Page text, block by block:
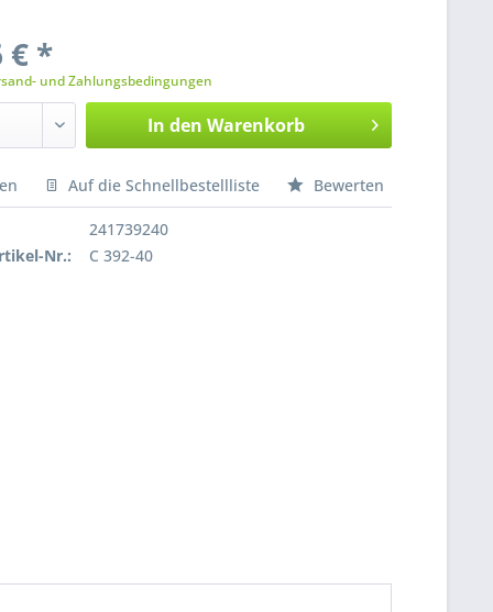
€ *
und Zahlungsbedingungen
In den Warenkorb
Auf die Schnellbestellliste Bewerten
241739240
Nr.:
C 392-40